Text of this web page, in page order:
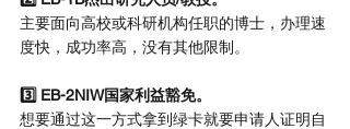
主要面向高校或科研机构任职的博士，办理速
度快，成功率高，没有其他限制。
3️⃣ EB-2NIW国家利益豁免。
想要通过这一方式拿到绿卡就要申请人证明自